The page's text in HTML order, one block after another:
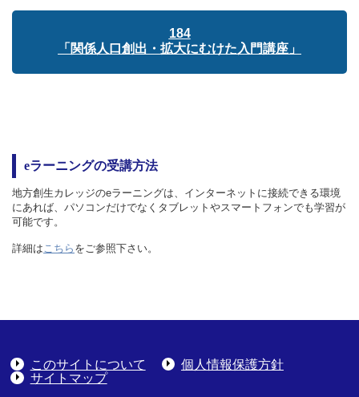
184
「関係人口創出・拡大にむけた入門講座」
eラーニングの受講方法
地方創生カレッジのeラーニングは、インターネットに接続できる環境
にあれば、パソコンだけでなくタブレットやスマートフォンでも学習が
可能です。
詳細はこちら をご参照下さい。
このサイトについて
個人情報保護方針
サイトマップ